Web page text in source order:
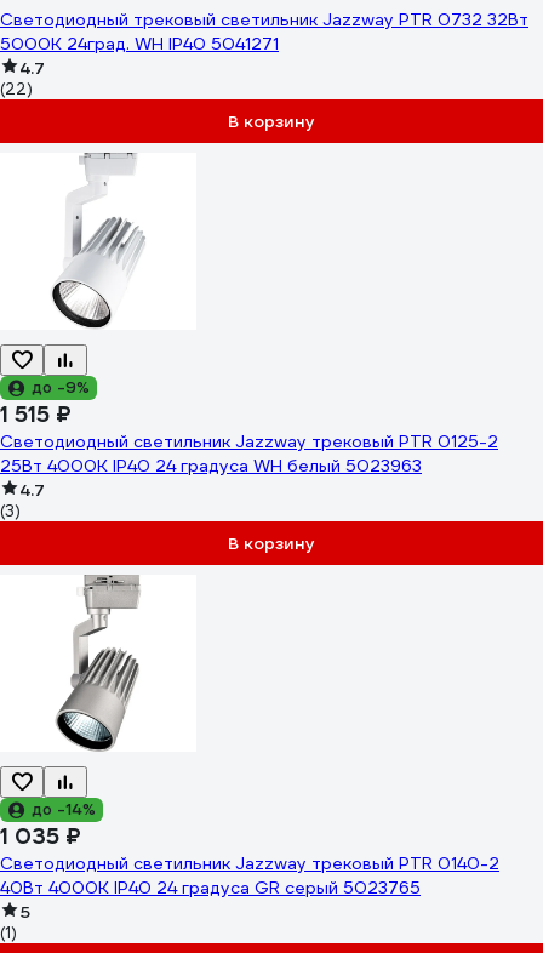
Светодиодный трековый светильник Jazzway PTR 0732 32Вт
5000К 24град. WH IP40 5041271
4.7
(22)
В корзину
до -9%
1 515 ₽
Светодиодный светильник Jazzway трековый PTR 0125-2
25Вт 4000К IP40 24 градуса WH белый 5023963
4.7
(3)
В корзину
до -14%
1 035 ₽
Светодиодный светильник Jazzway трековый PTR 0140-2
40Вт 4000К IP40 24 градуса GR серый 5023765
5
(1)